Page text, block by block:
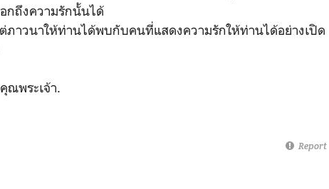
กถึงความรักนั้นได้
ภาวนาให้ท่านได้พบกับคนที่แสดงความรักให้ท่านได้อย่างเปิด
ณพระเจ้า.
Report